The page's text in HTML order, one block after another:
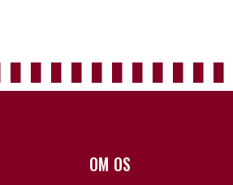
OM OS